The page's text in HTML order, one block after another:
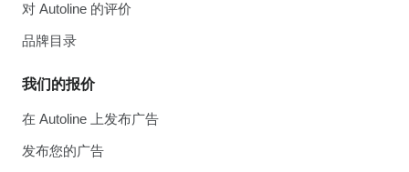
对 Autoline 的评价
品牌目录
我们的报价
在 Autoline 上发布广告
发布您的广告